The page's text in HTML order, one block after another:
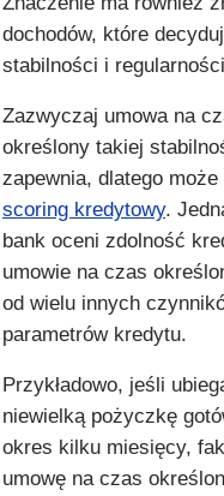
dochodów, które
stabilności i
Zazwyczaj umowa na
określony takiej
zapewnia, dlatego
scoring kredytowy.
bank oceni zdolność
umowie na czas
od wielu innych
parametrów kredytu.
Przykładowo, jeśli
niewielką pożyczkę
okres kilku miesięcy,
umowę na czas